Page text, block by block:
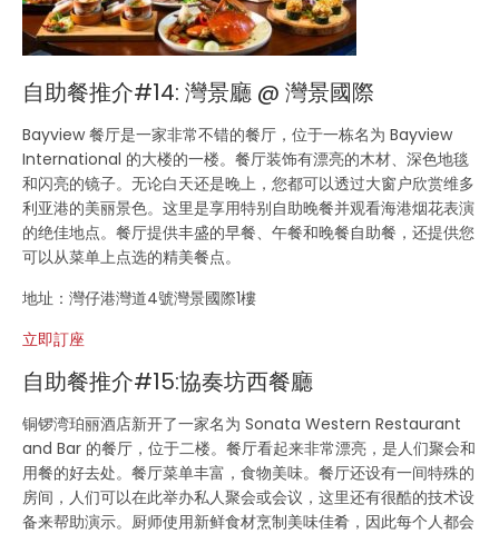
自助餐推介#14: 灣景廳 @ 灣景國際
Bayview 餐厅是一家非常不错的餐厅，位于一栋名为 Bayview
International 的大楼的一楼。餐厅装饰有漂亮的木材、深色地毯
和闪亮的镜子。无论白天还是晚上，您都可以透过大窗户欣赏维多
利亚港的美丽景色。这里是享用特别自助晚餐并观看海港烟花表演
的绝佳地点。餐厅提供丰盛的早餐、午餐和晚餐自助餐，还提供您
可以从菜单上点选的精美餐点。
地址：灣仔港灣道4號灣景國際1樓
立即訂座
自助餐推介#15:協奏坊西餐廳
铜锣湾珀丽酒店新开了一家名为 Sonata Western Restaurant
and Bar 的餐厅，位于二楼。餐厅看起来非常漂亮，是人们聚会和
用餐的好去处。餐厅菜单丰富，食物美味。餐厅还设有一间特殊的
房间，人们可以在此举办私人聚会或会议，这里还有很酷的技术设
备来帮助演示。厨师使用新鲜食材烹制美味佳肴，因此每个人都会